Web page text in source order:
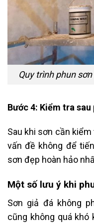
Quy trình phun
Bước 4: Kiểm tra sau
Sau khi sơn cần
vấn đề không để
sơn đẹp hoàn hảo
Một số lưu ý khi
Sơn giả đá không
cũng không quá khó